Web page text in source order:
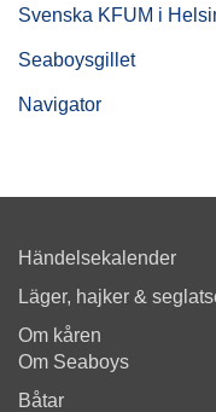
Svenska KFUM i
Seaboysgillet
Navigator
Händelsekalender
Läger, hajker &
Om kåren
Om Seaboys
Båtar